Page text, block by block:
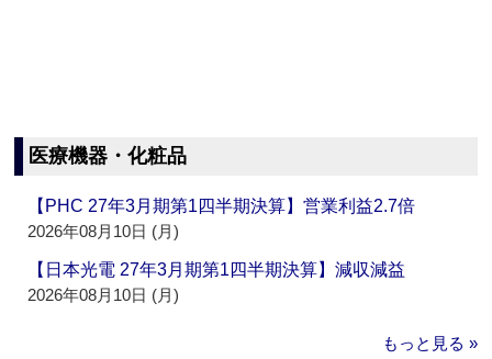
医療機器・化粧品
【PHC 27年3月期第1四半期決算】営業利益2.7倍
2026年08月10日 (月)
【日本光電 27年3月期第1四半期決算】減収減益
2026年08月10日 (月)
もっと見る »